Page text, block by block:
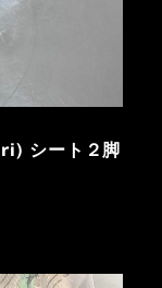
シート２脚